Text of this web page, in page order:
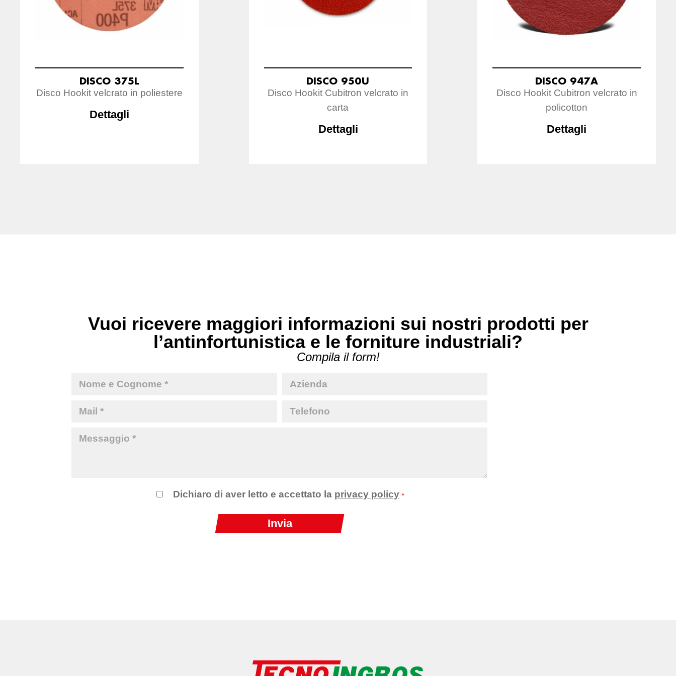
DISCO 375L
Disco Hookit velcrato in poliestere
Dettagli
DISCO 950U
Disco Hookit Cubitron velcrato in
carta
Dettagli
DISCO 947A
Disco Hookit Cubitron velcrato in
policotton
Dettagli
Vuoi ricevere maggiori informazioni sui nostri prodotti per
l’antinfortunistica e le forniture industriali?
Compila il form!
Dichiaro di aver letto e accettato la privacy policy *